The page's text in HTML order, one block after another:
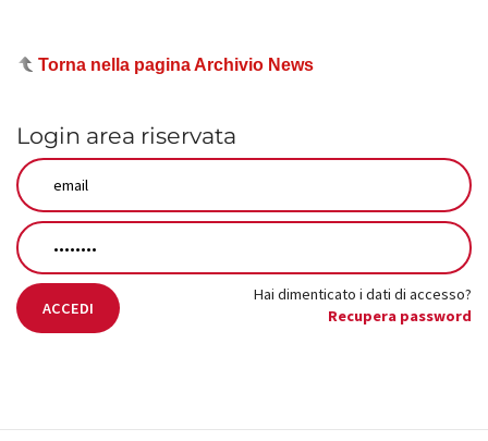
Torna nella pagina Archivio News
Login area riservata
ACCEDI
Hai dimenticato i dati di accesso?
Recupera password